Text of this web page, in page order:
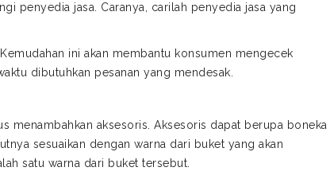
penyedia jasa. Caranya, carilah penyedia jasa yang
ini akan membantu konsumen mengecek
dibutuhkan pesanan yang mendesak.
menambahkan aksesoris. Aksesoris dapat berupa boneka
sesuaikan dengan warna dari buket yang akan
satu warna dari buket tersebut.